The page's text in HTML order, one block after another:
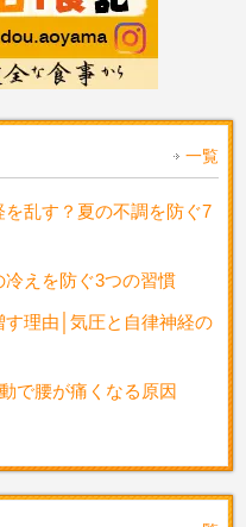
一覧
乱す？夏の不調を防ぐ7
えを防ぐ3つの習慣
理由│気圧と自律神経の
で腰が痛くなる原因